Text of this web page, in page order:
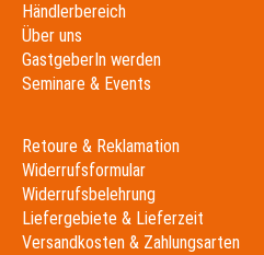
Händlerbereich
Über uns
GastgeberIn werden
Seminare & Events
Retoure & Reklamation
Widerrufsformular
Widerrufsbelehrung
Liefergebiete & Lieferzeit
Versandkosten & Zahlungsarten